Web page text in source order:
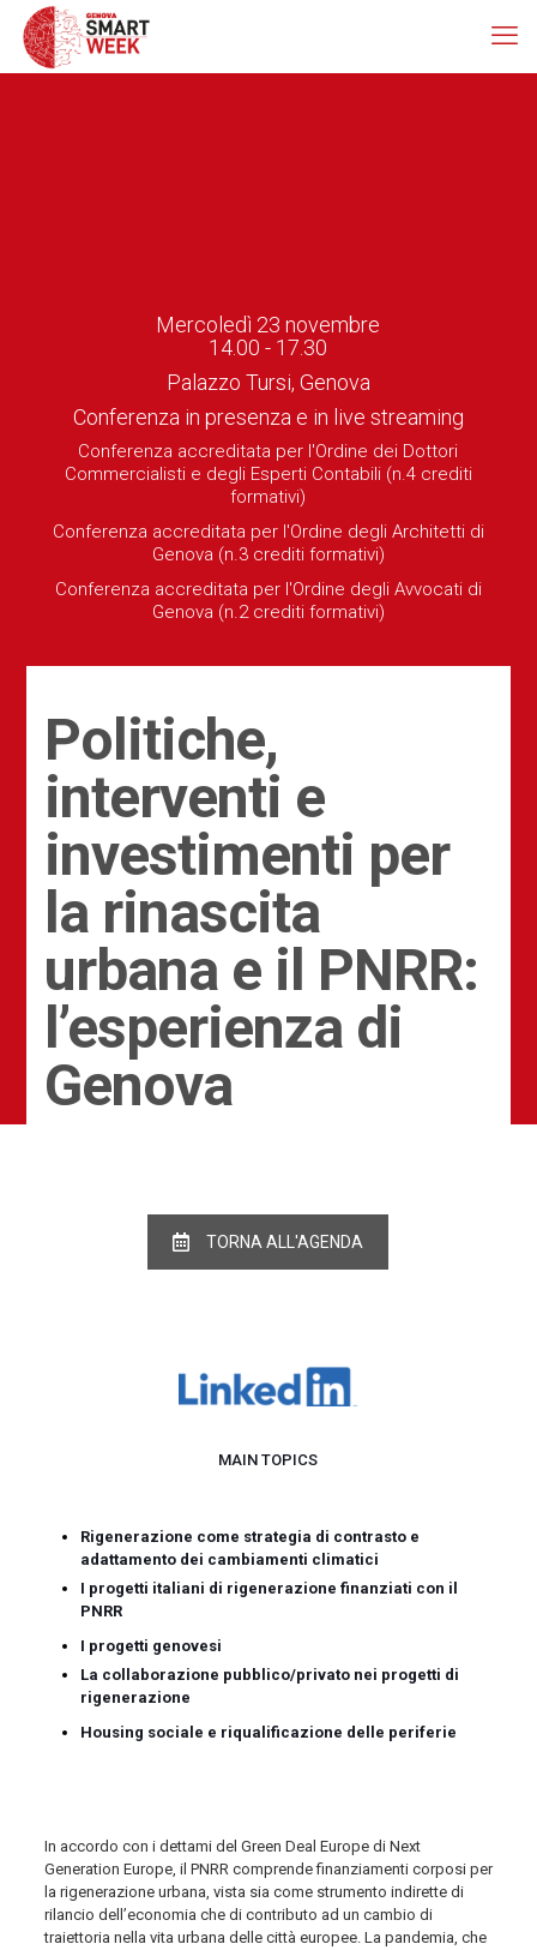
Mercoledì 23 novembre
14.00 - 17.30
Palazzo Tursi, Genova
Conferenza in presenza e in live streaming
Conferenza accreditata per l'Ordine dei Dottori
Commercialisti e degli Esperti Contabili (n.4 crediti
formativi)
Conferenza accreditata per l'Ordine degli Architetti di
Genova (n.3 crediti formativi)
Conferenza accreditata per l'Ordine degli Avvocati di
Genova (n.2 crediti formativi)
Politiche,
interventi e
investimenti per
la rinascita
urbana e il PNRR:
l’esperienza di
Genova
TORNA ALL'AGENDA
MAIN TOPICS
Rigenerazione come strategia di contrasto e
adattamento dei cambiamenti climatici
I progetti italiani di rigenerazione finanziati con il
PNRR
I progetti genovesi
La collaborazione pubblico/privato nei progetti di
rigenerazione
Housing sociale e riqualificazione delle periferie
In accordo con i dettami del Green Deal Europe di Next
Generation Europe, il PNRR comprende finanziamenti corposi per
la rigenerazione urbana, vista sia come strumento indirette di
rilancio dell’economia che di contributo ad un cambio di
traiettoria nella vita urbana delle città europee. La pandemia, che